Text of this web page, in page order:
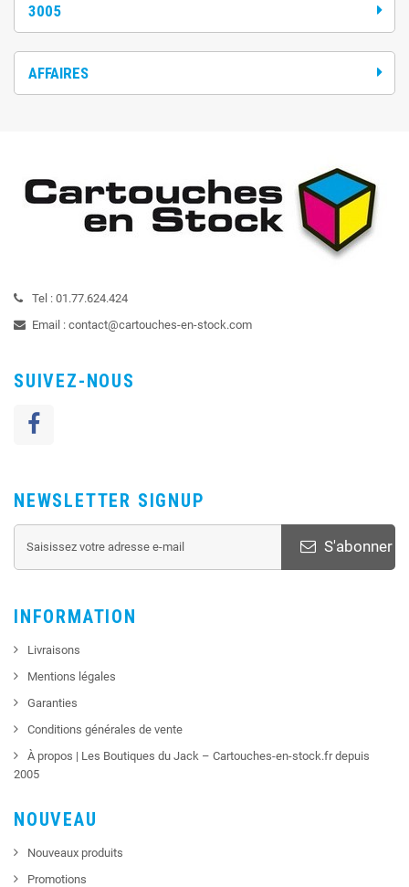
3005
AFFAIRES
Tel : 01.77.624.424
Email : contact@cartouches-en-stock.com
SUIVEZ-NOUS
NEWSLETTER SIGNUP
S'abonner
INFORMATION
Livraisons
Mentions légales
Garanties
Conditions générales de vente
À propos | Les Boutiques du Jack – Cartouches-en-stock.fr depuis
2005
NOUVEAU
Nouveaux produits
Promotions